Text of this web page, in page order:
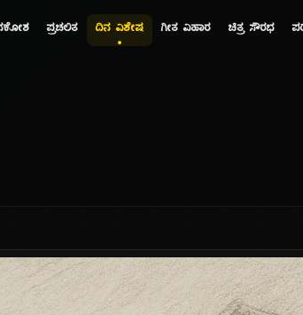
ಪ್ರಚಲಿತ ದಿನ ವಿಶೇಷ ಗೀತ ವಿಹಾರ ಚಿತ್ರ ಸೌರಭ